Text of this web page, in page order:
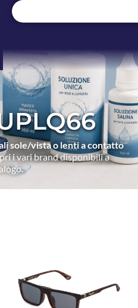
sole/vista o lenti a contatto
i vari brand disponibili a